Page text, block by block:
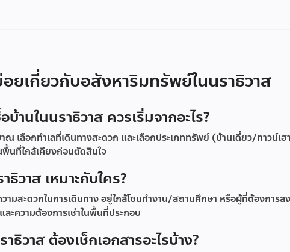
ยเกี่ยวกับอสังหาริมทรัพย์ในนราธิวาส
านในนราธิวาส ควรเริ่มจากอะไร?
ณ เลือกทำเลที่เดินทางสะดวก และเลือกประเภททรัพย์ (บ้านเดี่ยว/ทาวน์
นที่ใกล้เคียงก่อนตัดสินใจ
วาส เหมาะกับใคร?
ามสะดวกในการเดินทาง อยู่ใกล้โซนทำงาน/สถานศึกษา หรือผู้ที่ต้องการ
ะความต้องการเช่าในพื้นที่ประกอบ
ธิวาส ต้องเช็กเอกสารอะไรบ้าง?